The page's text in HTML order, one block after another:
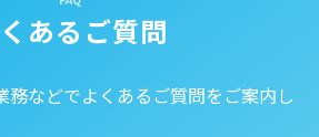
あるご質問
務などでよくあるご質問をご案内し